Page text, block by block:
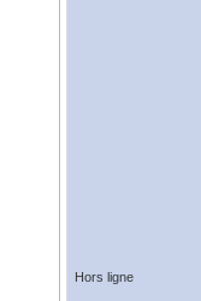
Hors ligne